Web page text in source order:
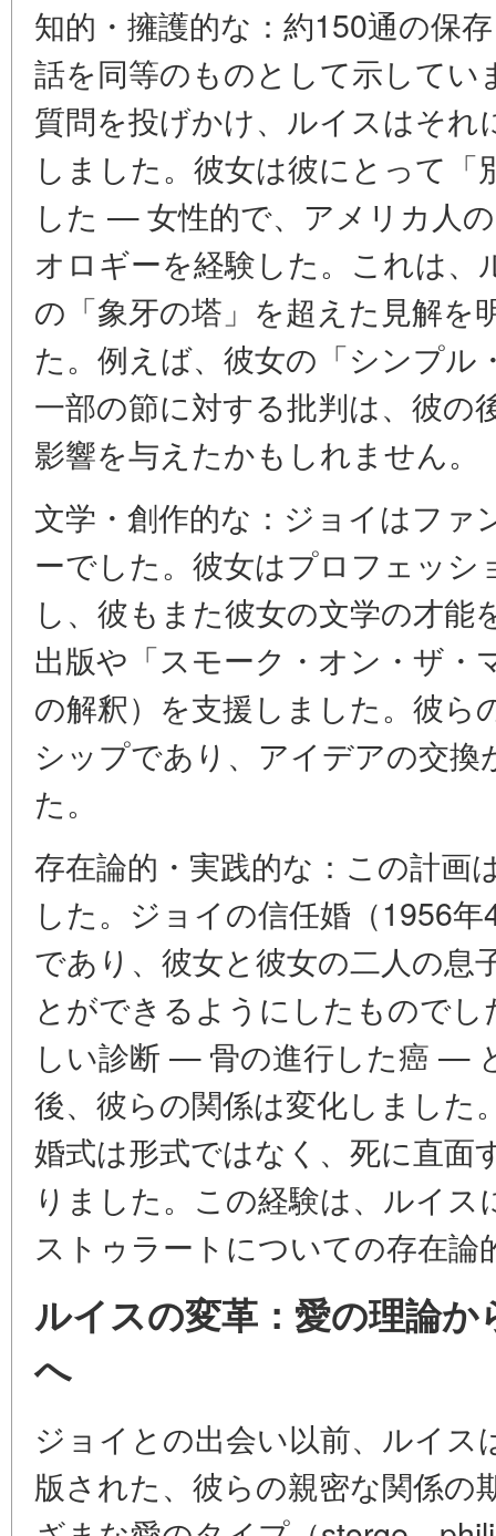
知的・擁護的な：約150通の保
話を同等のものとして示して
質問を投げかけ、ルイスはそ
しました。彼女は彼にとって
した — 女性的で、アメリカ人
オロギーを経験した。これは
の「象牙の塔」を超えた見解を
た。例えば、彼女の「シンプ
一部の節に対する批判は、彼の
影響を与えたかもしれません。
文学・創作的な：ジョイはファ
ーでした。彼女はプロフェッシ
し、彼もまた彼女の文学の才能
出版や「スモーク・オン・ザ・
の解釈）を支援しました。彼ら
シップであり、アイデアの交
た。
存在論的・実践的な：この計画
した。ジョイの信任婚（1956
であり、彼女と彼女の二人の息
とができるようにしたもので
しい診断 — 骨の進行した癌 —
後、彼らの関係は変化しました
婚式は形式ではなく、死に直面
りました。この経験は、ルイ
ストゥラートについての存在
ルイスの変革：愛の理論
へ
ジョイとの出会い以前、ルイ
版された、彼らの親密な関係の